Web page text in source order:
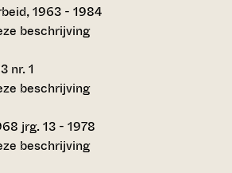
1963 - 1984
beschrijving
nr. 1
beschrijving
jrg. 13 - 1978
beschrijving